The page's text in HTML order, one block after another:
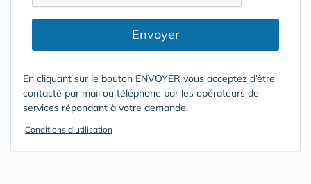
Envoyer
En cliquant sur le bouton ENVOYER vous acceptez d’être
contacté par mail ou téléphone par les opérateurs de
services répondant à votre demande.
Conditions d'utilisation